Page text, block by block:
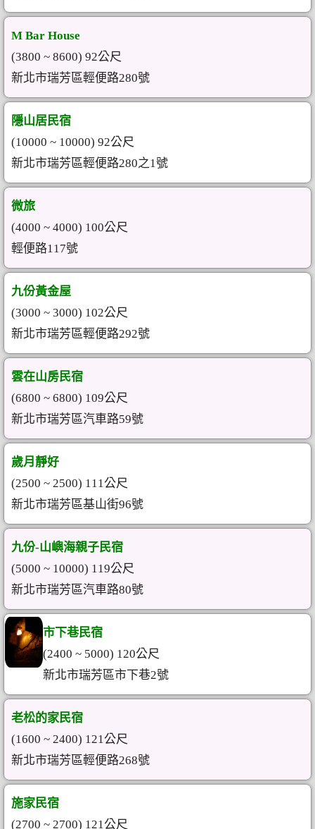
M Bar House
(3800 ~ 8600) 92公尺
新北市瑞芳區輕便路280號
隱山居民宿
(10000 ~ 10000) 92公尺
新北市瑞芳區輕便路280之1號
微旅
(4000 ~ 4000) 100公尺
輕便路117號
九份黃金屋
(3000 ~ 3000) 102公尺
新北市瑞芳區輕便路292號
雲在山房民宿
(6800 ~ 6800) 109公尺
新北市瑞芳區汽車路59號
歲月靜好
(2500 ~ 2500) 111公尺
新北市瑞芳區基山街96號
九份-山嶼海親子民宿
(5000 ~ 10000) 119公尺
新北市瑞芳區汽車路80號
市下巷民宿
(2400 ~ 5000) 120公尺
新北市瑞芳區市下巷2號
老松的家民宿
(1600 ~ 2400) 121公尺
新北市瑞芳區輕便路268號
施家民宿
(2700 ~ 2700) 121公尺